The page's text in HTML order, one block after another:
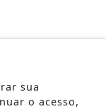
sua
o acesso,